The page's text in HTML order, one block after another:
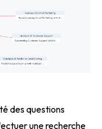
des questions
une recherche